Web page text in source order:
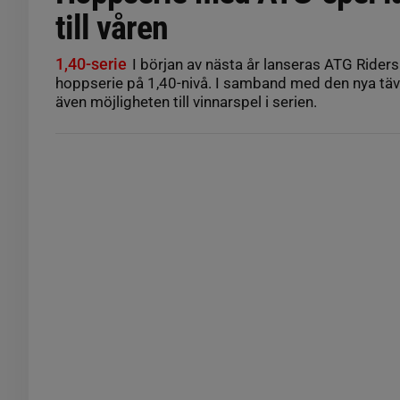
till våren
1,40-serie I början av nästa år lanseras ATG
hoppserie på 1,40-nivå. I samband med den nya
även möjligheten till vinnarspel i serien.